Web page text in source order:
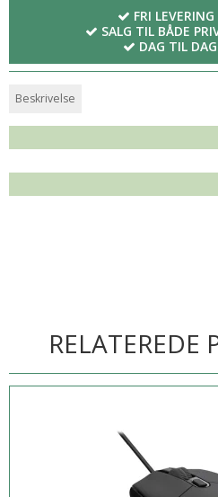
FRI
SALG TIL BÅDE
DAG TIL
Beskrivelse
RELATEREDE